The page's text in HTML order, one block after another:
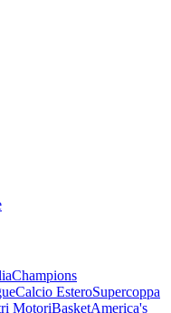
Champions
Calcio EsteroSupercoppa
MotoriBasketAmerica's